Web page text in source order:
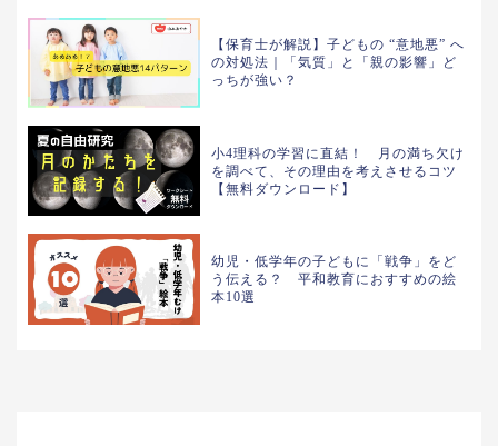
【保育士が解説】子どもの “意地悪” へ
の対処法｜「気質」と「親の影響」ど
っちが強い？
小4理科の学習に直結！ 月の満ち欠け
を調べて、その理由を考えさせるコツ
【無料ダウンロード】
幼児・低学年の子どもに「戦争」をど
う伝える？ 平和教育におすすめの絵
本10選